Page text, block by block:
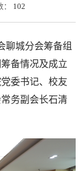
102
聊城分会筹备组
备情况及成立
委书记、校友
务副会长石清